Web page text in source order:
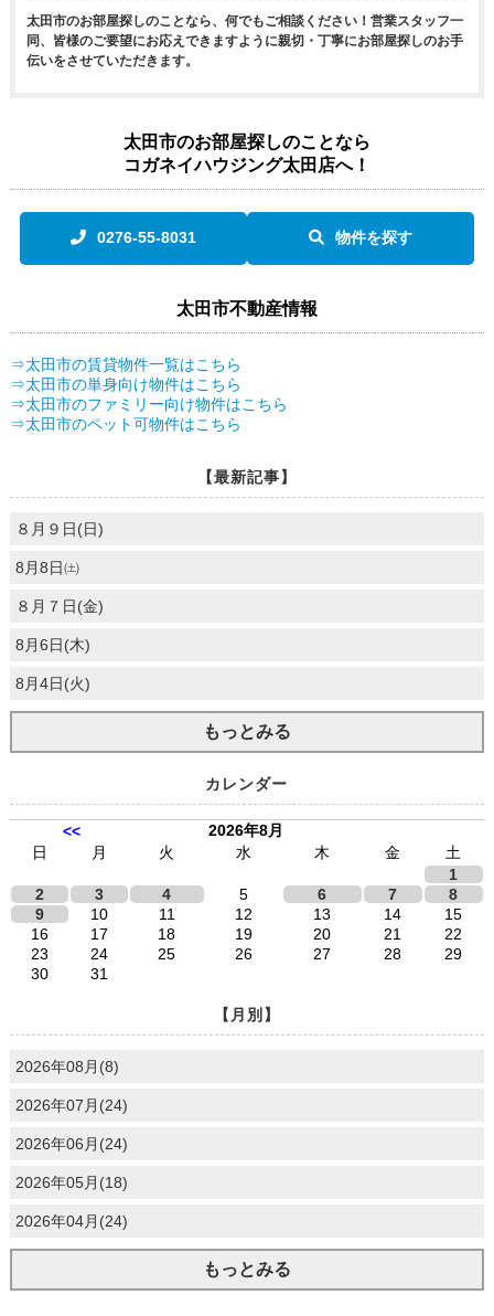
太田市のお部屋探しのことなら、何でもご相談ください！営業スタッフ一
同、皆様のご要望にお応えできますように親切・丁寧にお部屋探しのお手
伝いをさせていただきます。
太田市のお部屋探しのことなら
コガネイハウジング太田店へ！
0276-55-8031 物件を探す
太田市不動産情報
⇒太田市の賃貸物件一覧はこちら
⇒太田市の単身向け物件はこちら
⇒太田市のファミリー向け物件はこちら
⇒太田市のペット可物件はこちら
【最新記事】
８月９日(日)
8月8日㈯
８月７日(金)
8月6日(木)
8月4日(火)
もっとみる
カレンダー
<<
2026年8月
日
月 火 水 木 金
土
1
2
3 4 5 6 7
8
9
10 11 12 13 14
15
16
17 18 19 20 21
22
23
24 25 26 27 28
29
30
31
【月別】
2026年08月(8)
2026年07月(24)
2026年06月(24)
2026年05月(18)
2026年04月(24)
もっとみる